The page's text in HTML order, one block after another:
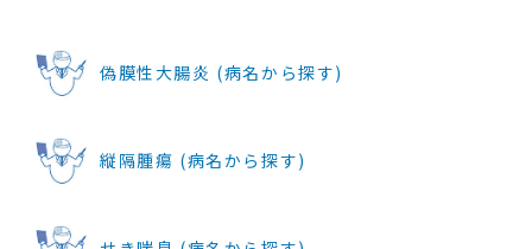
偽膜性大腸炎 (病名から探す)
縦隔腫瘍 (病名から探す)